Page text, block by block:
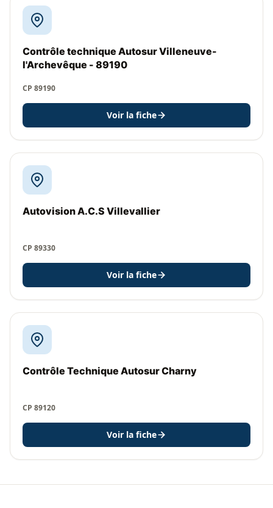
Contrôle technique Autosur Villeneuve-
l'Archevêque - 89190
CP 89190
Voir la fiche
Autovision A.C.S Villevallier
CP 89330
Voir la fiche
Contrôle Technique Autosur Charny
CP 89120
Voir la fiche